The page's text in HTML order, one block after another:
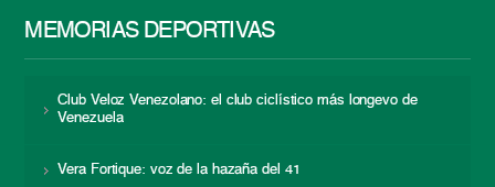
MEMORIAS DEPORTIVAS
Club Veloz Venezolano: el club ciclístico más longevo de
Venezuela
Vera Fortique: voz de la hazaña del 41